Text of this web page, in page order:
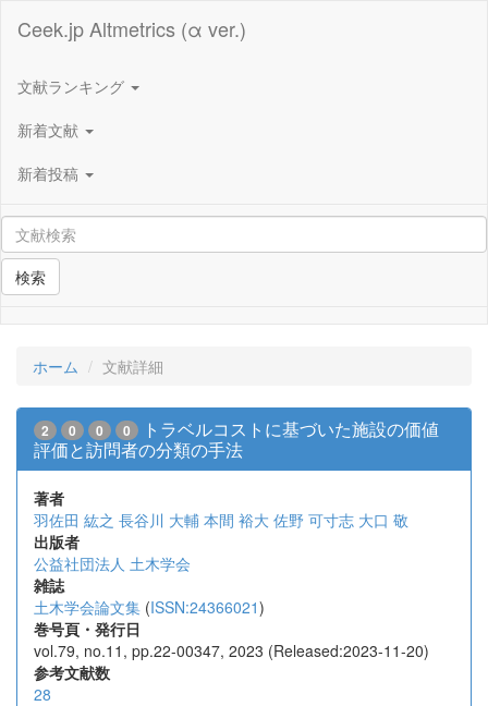
Ceek.jp Altmetrics (α ver.)
文献ランキング
新着文献
新着投稿
検索
ホーム 文献詳細
2 0 0 0
トラベルコストに基づいた施設の価値
評価と訪問者の分類の手法
著者
羽佐田 紘之 長谷川 大輔 本間 裕大 佐野 可寸志 大口 敬
出版者
公益社団法人 土木学会
雑誌
土木学会論文集 (ISSN:24366021)
巻号頁・発行日
vol.79, no.11, pp.22-00347, 2023 (Released:2023-11-20)
参考文献数
28